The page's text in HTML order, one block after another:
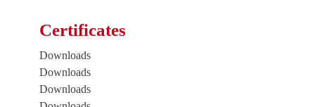
Certificates
Downloads
Downloads
Downloads